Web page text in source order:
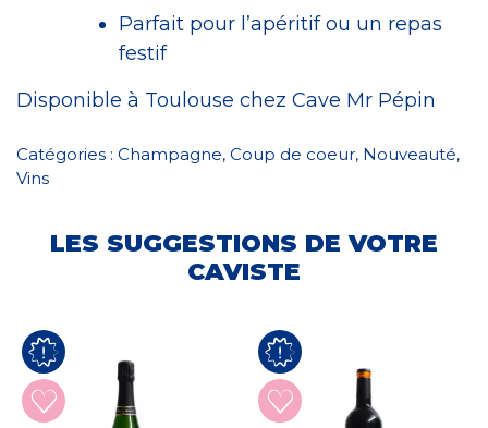
Parfait pour l’apéritif ou un repas
festif
Disponible à Toulouse chez Cave Mr Pépin
Catégories : Champagne, Coup de coeur, Nouveauté,
Vins
LES SUGGESTIONS DE VOTRE
CAVISTE